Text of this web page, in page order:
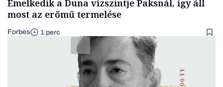
Emelkedik a Duna vízszintje Paksnál, így áll
most az erőmű termelése
Forbes 1 perc